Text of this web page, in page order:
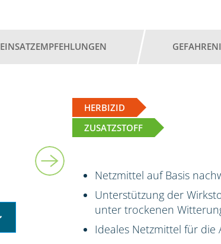
EINSATZEMPFEHLUNGEN
HERBIZID
ZUSATZSTOFF
Netzmittel auf Basis
Unterstützung der
unter trockenen
Ideales Netzmittel für die